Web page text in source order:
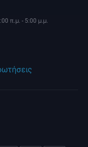
π.μ. - 5:00 μ.μ.